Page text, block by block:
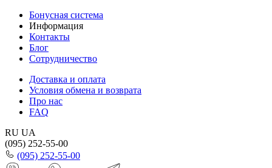
Бонусная система
Информация
Контакты
Блог
Сотрудничество
Доставка и оплата
Условия обмена и возврата
Про нас
FAQ
RU UA
(095) 252-55-00
(095) 252-55-00